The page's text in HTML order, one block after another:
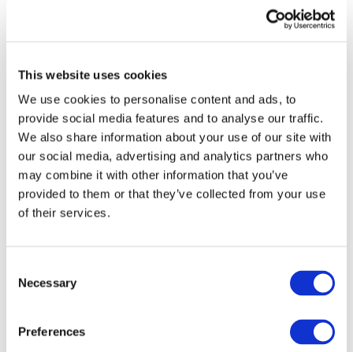
This website uses cookies
We use cookies to personalise content and ads, to
provide social media features and to analyse our traffic.
We also share information about your use of our site with
our social media, advertising and analytics partners who
may combine it with other information that you’ve
provided to them or that they’ve collected from your use
of their services.
Selection
Necessary
Preferences